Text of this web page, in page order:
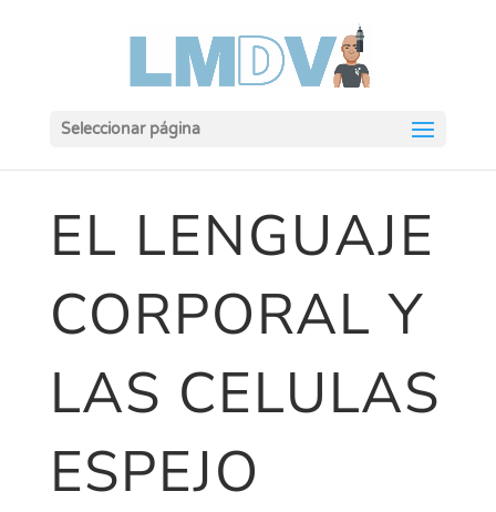
Seleccionar página
EL LENGUAJE
CORPORAL Y
LAS CELULAS
ESPEJO